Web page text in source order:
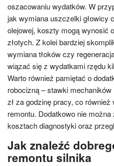
oszacowaniu wydatków. W
jak wymiana uszczelki głowicy
olejowej, koszty mogą wynosić
złotych. Z kolei bardziej
wymiana tłoków czy
wiązać się z wydatkami rzędu
Warto również pamiętać o
robocizną – stawki
zł za godzinę pracy, co
remontu. Dodatkowo nie
kosztach diagnostyki oraz
Jak znaleźć
remontu silnika